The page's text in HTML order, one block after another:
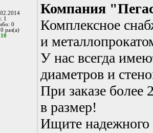
1
0
раз(а)
10
Компания
Комплексное
и
У нас всегда
диаметров и
При заказе более
в размер!
Ищите надежного